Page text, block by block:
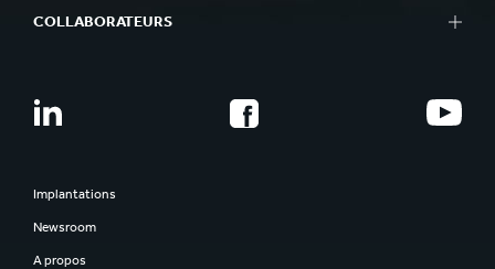
COLLABORATEURS
Implantations
Newsroom
A propos